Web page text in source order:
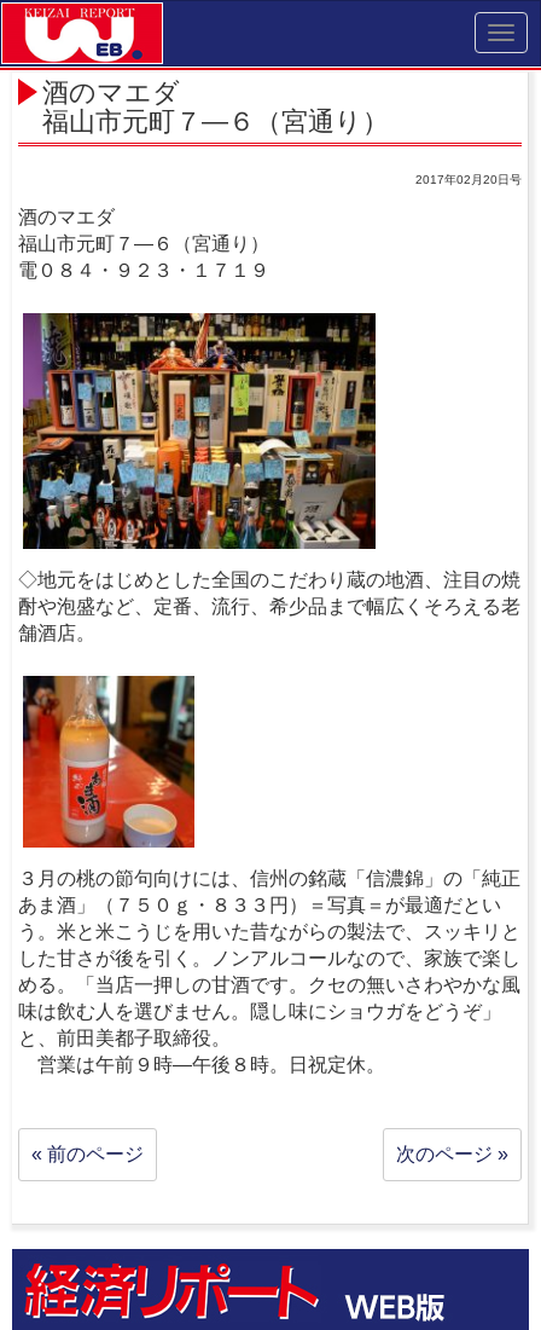
酒のマエダ
福山市元町７―６（宮通り）
2017年02月20日号
酒のマエダ
福山市元町７―６（宮通り）
電０８４・９２３・１７１９
◇地元をはじめとした全国のこだわり蔵の地酒、注目の焼
酎や泡盛など、定番、流行、希少品まで幅広くそろえる老
舗酒店。
３月の桃の節句向けには、信州の銘蔵「信濃錦」の「純正
あま酒」（７５０ｇ・８３３円）＝写真＝が最適だとい
う。米と米こうじを用いた昔ながらの製法で、スッキリと
した甘さが後を引く。ノンアルコールなので、家族で楽し
める。「当店一押しの甘酒です。クセの無いさわやかな風
味は飲む人を選びません。隠し味にショウガをどうぞ」
と、前田美都子取締役。
営業は午前９時―午後８時。日祝定休。
« 前のページ 次のページ »